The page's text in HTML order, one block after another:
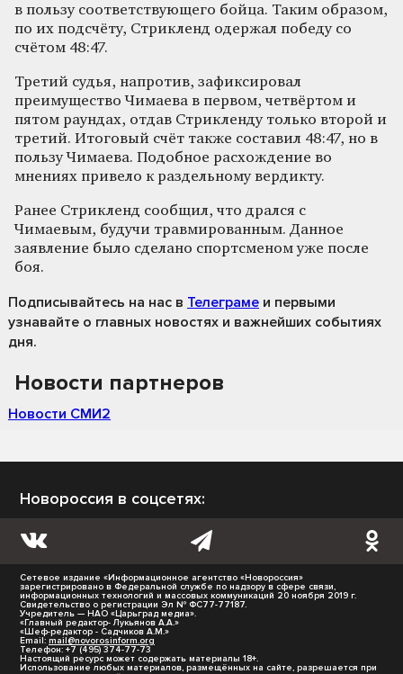
в пользу соответствующего бойца. Таким образом,
по их подсчёту, Стрикленд одержал победу со
счётом 48:47.
Третий судья, напротив, зафиксировал
преимущество Чимаева в первом, четвёртом и
пятом раундах, отдав Стрикленду только второй и
третий. Итоговый счёт также составил 48:47, но в
пользу Чимаева. Подобное расхождение во
мнениях привело к раздельному вердикту.
Ранее Стрикленд сообщил, что дрался с
Чимаевым, будучи травмированным. Данное
заявление было сделано спортсменом уже после
боя.
Подписывайтесь на нас в Телеграме и первыми
узнавайте о главных новостях и важнейших событиях
дня.
Новости партнеров
Новости СМИ2
Новороссия в соцсетях:
Сетевое издание «Информационное агентство «Новороссия»
зарегистрировано в Федеральной службе по надзору в сфере связи,
информационных технологий и массовых коммуникаций 20 ноября 2019 г.
Свидетельство о регистрации Эл № ФС77-77187.
Учредитель — НАО «Царьград медиа».
«Главный редактор- Лукьянов А.А.»
«Шеф-редактор - Садчиков А.М.»
Email: mail@novorosinform.org
Телефон: +7 (495) 374-77-73
Настоящий ресурс может содержать материалы 18+.
Использование любых материалов, размещённых на сайте, разрешается при